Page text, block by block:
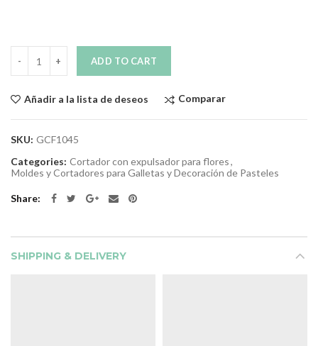
ADD TO CART
Añadir a la lista de deseos Comparar
SKU: GCF1045
Categories: Cortador con expulsador para flores,
Moldes y Cortadores para Galletas y Decoración de Pasteles
Share
SHIPPING & DELIVERY